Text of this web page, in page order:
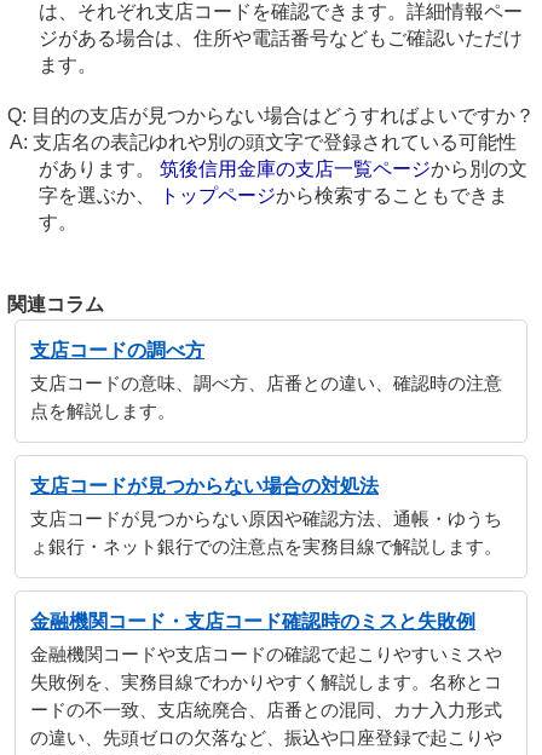
は、それぞれ支店コードを確認できます。詳細情報ペー
ジがある場合は、住所や電話番号などもご確認いただけ
ます。
目的の支店が見つからない場合はどうすればよいですか？
支店名の表記ゆれや別の頭文字で登録されている可能性
があります。 筑後信用金庫の支店一覧ページから別の文
字を選ぶか、
トップページから検索することもできま
す。
関連コラム
支店コードの調べ方
支店コードの意味、調べ方、店番との違い、確認時の注意
点を解説します。
支店コードが見つからない場合の対処法
支店コードが見つからない原因や確認方法、通帳・ゆうち
ょ銀行・ネット銀行での注意点を実務目線で解説します。
金融機関コード・支店コード確認時のミスと失敗例
金融機関コードや支店コードの確認で起こりやすいミスや
失敗例を、実務目線でわかりやすく解説します。名称とコ
ードの不一致、支店統廃合、店番との混同、カナ入力形式
の違い、先頭ゼロの欠落など、振込や口座登録で起こりや